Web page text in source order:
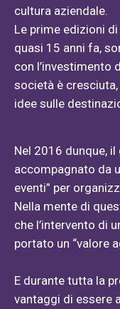
cultura aziendale.
Le prime edizioni
quasi 15 anni fa,
con l’investimento
società è
idee sulle
Nel 2016 dunque,
accompagnato da
eventi” per
Nella mente di
che l’intervento di
portato un “valore
E durante tutta la
vantaggi di essere